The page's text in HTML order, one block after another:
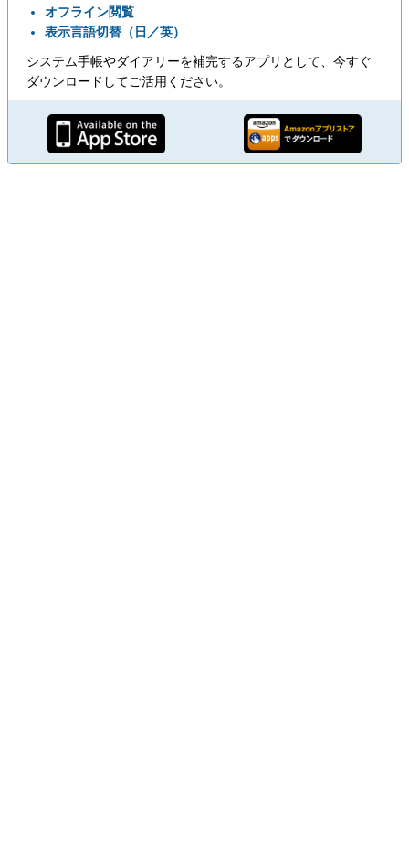
オフライン閲覧
表示言語切替（日／英）
システム手帳やダイアリーを補完するアプリとして、今すぐ
ダウンロードしてご活用ください。